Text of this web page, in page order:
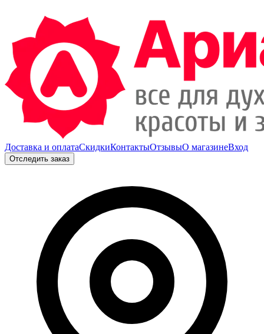
Доставка и оплатаСкидкиКонтактыОтзывыО магазинеВход
Отследить заказ